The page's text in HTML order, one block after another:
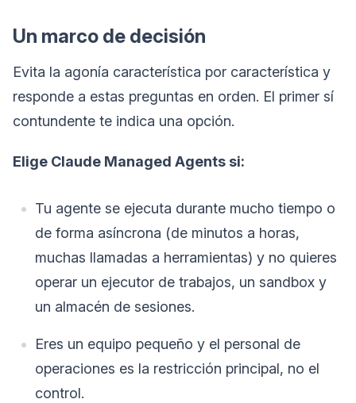
Un marco de decisión
Evita la agonía característica por característica y
responde a estas preguntas en orden. El primer sí
contundente te indica una opción.
Elige Claude Managed Agents si:
Tu agente se ejecuta durante mucho tiempo o
de forma asíncrona (de minutos a horas,
muchas llamadas a herramientas) y no quieres
operar un ejecutor de trabajos, un sandbox y
un almacén de sesiones.
Eres un equipo pequeño y el personal de
operaciones es la restricción principal, no el
control.